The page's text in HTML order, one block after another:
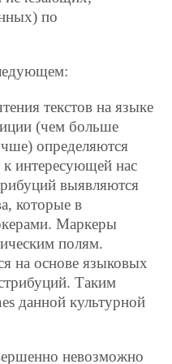
по
текстов на языке
(чем больше
определяются
интересующей нас
выявляются
которые в
Маркеры
полям.
на основе языковых
Таким
данной культурной
невозможно